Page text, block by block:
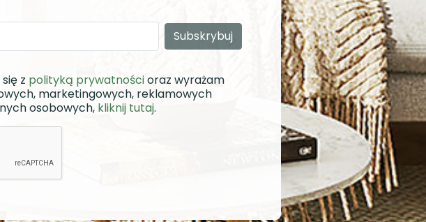
z polityką prywatnościoraz wyrażam
marketingowych, reklamowych
osobowych, kliknij tutaj.